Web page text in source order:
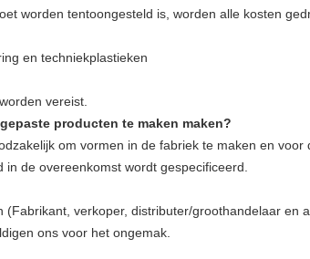
worden tentoongesteld is, worden alle kosten
en techniekplastieken
vereist.
producten te maken maken?
om vormen in de fabriek te maken en
de overeenkomst wordt gespecificeerd.
verkoper, distributer/groothandelaar en
ons voor het ongemak.